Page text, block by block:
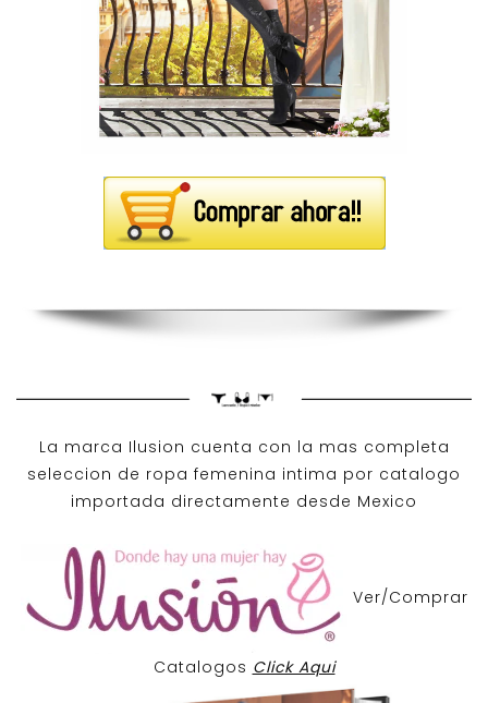
La marca Ilusion cuenta con la mas completa
seleccion de ropa femenina intima por catalogo
importada directamente desde Mexico
Ver/Comprar
Catalogos Click Aqui